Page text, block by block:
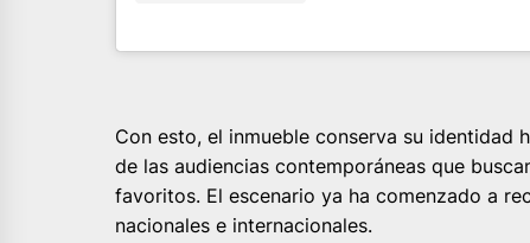
Con esto, el inmueble conserva su identidad
de las audiencias contemporáneas que
favoritos. El escenario ya ha comenzado a
nacionales e internacionales.